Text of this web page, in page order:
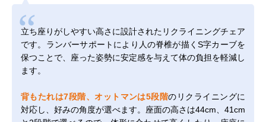
立ち座りがしやすい高さに設計されたリクライニングチェア
です。ランバーサポートにより人の脊椎が描くS字カーブを
保つことで、座った姿勢に安定感を与えて体の負担を軽減し
ます。
背もたれは7段階、オットマンは5段階のリクライニングに
対応し、好みの角度が選べます。座面の高さは44cm、41cm